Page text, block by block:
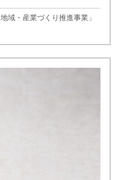
域・産業づくり推進事業」